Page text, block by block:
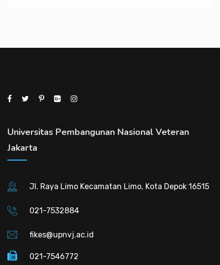
Universitas Pembangunan Nasional Veteran
Jakarta
Jl. Raya Limo Kecamatan Limo, Kota Depok 16515
021-7532884
fikes@upnvj.ac.id
021-7546772